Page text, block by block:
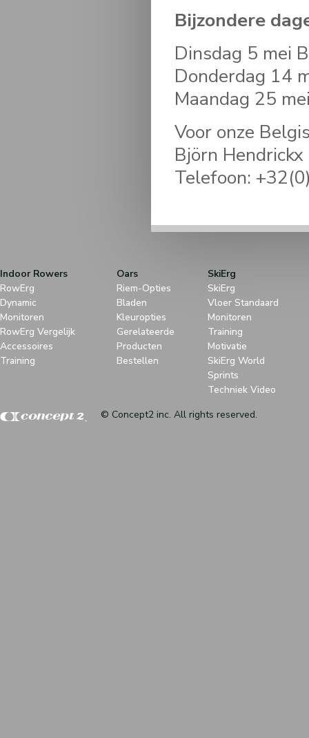
Bijzondere
Dinsdag 5 mei
Donderdag 14
Maandag 25
Voor onze
Björn Hendrickx
Telefoon:
Indoor Rowers
RowErg
Dynamic
Monitoren
RowErg Vergelijk
Accessoires
Training
Oars
Riem-Opties
Bladen
Kleuropties
Gerelateerde
Producten
Bestellen
SkiErg
SkiErg
Vloer Standaard
Monitoren
Training
Motivatie
SkiErg World
Sprints
Techniek Video
© Concept2 inc. All rights reserved.